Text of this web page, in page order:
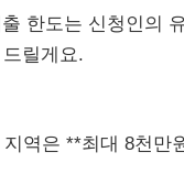
한도는 신청인의
릴게요.
역은 **최대 8천만